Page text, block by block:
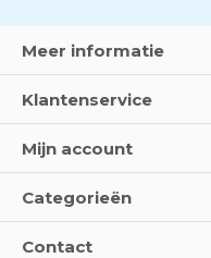
Meer informatie
Klantenservice
Mijn account
Categorieën
Contact